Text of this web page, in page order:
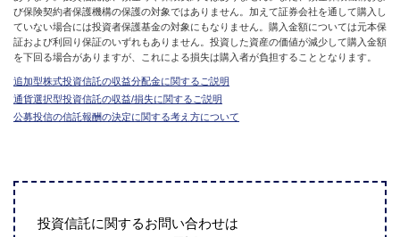
び保険契約者保護機構の保護の対象ではありません。加えて証券会社を通して購入し
ていない場合には投資者保護基金の対象にもなりません。購入金額については元本保
証および利回り保証のいずれもありません。投資した資産の価値が減少して購入金額
を下回る場合がありますが、これによる損失は購入者が負担することとなります。
追加型株式投資信託の収益分配金に関するご説明
通貨選択型投資信託の収益/損失に関するご説明
公募投信の信託報酬の決定に関する考え方について
投資信託に関するお問い合わせは